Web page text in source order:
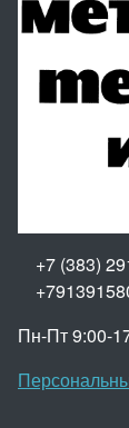
+7 (383)
Пн-Пт 9:00-